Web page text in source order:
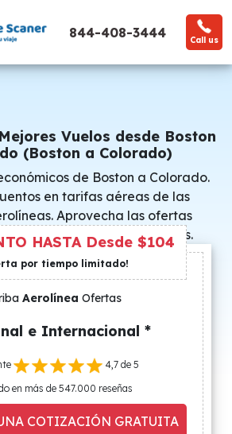
844-408-3444 Call us
Vuelos desde Boston
(Boston a Colorado)
de Boston a Colorado.
en tarifas aéreas de las
Aprovecha las ofertas
y consigue precios especiales.
HASTA Desde $104
por tiempo limitado!
Aerolínea Ofertas
e Internacional *
4,7 de 5
en más de 547.000 reseñas
COTIZACIÓN GRATUITA